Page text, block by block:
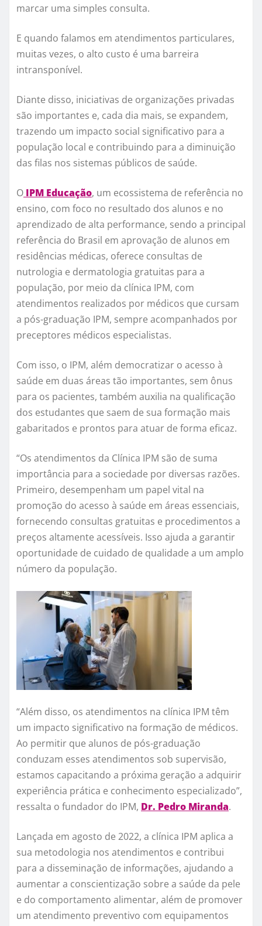
marcar uma simples consulta.
E quando falamos em atendimentos particulares,
muitas vezes, o alto custo é uma barreira
intransponível.
Diante disso, iniciativas de organizações privadas
são importantes e, cada dia mais, se expandem,
trazendo um impacto social significativo para a
população local e contribuindo para a diminuição
das filas nos sistemas públicos de saúde.
O IPM Educação, um ecossistema de referência no
ensino, com foco no resultado dos alunos e no
aprendizado de alta performance, sendo a principal
referência do Brasil em aprovação de alunos em
residências médicas, oferece consultas de
nutrologia e dermatologia gratuitas para a
população, por meio da clínica IPM, com
atendimentos realizados por médicos que cursam
a pós-graduação IPM, sempre acompanhados por
preceptores médicos especialistas.
Com isso, o IPM, além democratizar o acesso à
saúde em duas áreas tão importantes, sem ônus
para os pacientes, também auxilia na qualificação
dos estudantes que saem de sua formação mais
gabaritados e prontos para atuar de forma eficaz.
“Os atendimentos da Clínica IPM são de suma
importância para a sociedade por diversas razões.
Primeiro, desempenham um papel vital na
promoção do acesso à saúde em áreas essenciais,
fornecendo consultas gratuitas e procedimentos a
preços altamente acessíveis. Isso ajuda a garantir
oportunidade de cuidado de qualidade a um amplo
número da população.
“Além disso, os atendimentos na clínica IPM têm
um impacto significativo na formação de médicos.
Ao permitir que alunos de pós-graduação
conduzam esses atendimentos sob supervisão,
estamos capacitando a próxima geração a adquirir
experiência prática e conhecimento especializado”,
ressalta o fundador do IPM, Dr. Pedro Miranda.
Lançada em agosto de 2022, a clínica IPM aplica a
sua metodologia nos atendimentos e contribui
para a disseminação de informações, ajudando a
aumentar a conscientização sobre a saúde da pele
e do comportamento alimentar, além de promover
um atendimento preventivo com equipamentos